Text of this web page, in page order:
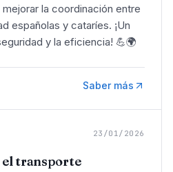
la coordinación entre
españolas y cataríes. ¡Un
y la eficiencia! 💪🌍
Saber más
23/01/2026
el transporte